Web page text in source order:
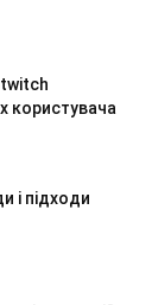
користувача
і підходи